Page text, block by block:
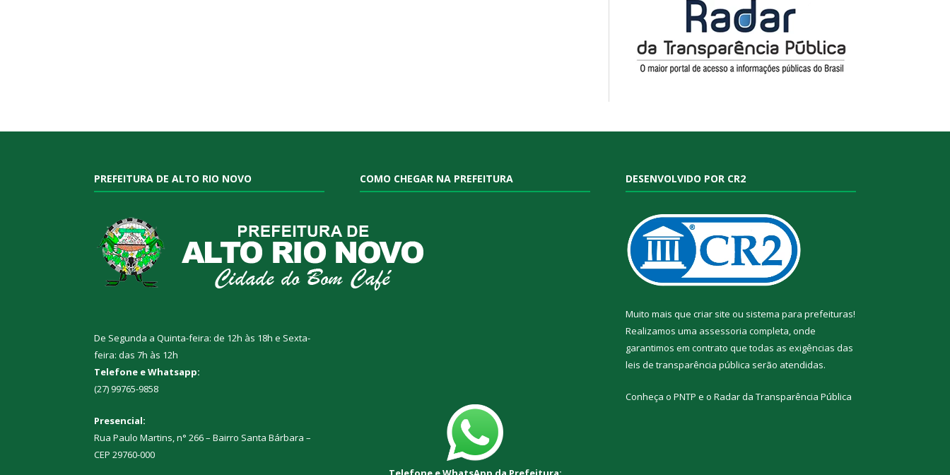
PREFEITURA DE ALTO RIO NOVO
De Segunda a Quinta-feira: de 12h às 18h e Sexta-
feira: das 7h às 12h
Telefone e Whatsapp:
(27) 99765-9858
Presencial:
Rua Paulo Martins, n° 266 – Bairro Santa Bárbara –
CEP 29760-000
COMO CHEGAR NA PREFEITURA DESENVOLVIDO POR CR2
Muito mais que criar site ou sistema para prefeituras!
Realizamos uma assessoria completa, onde
garantimos em contrato que todas as exigências das
leis de transparência pública serão atendidas.
Conheça o PNTP e o Radar da Transparência Pública